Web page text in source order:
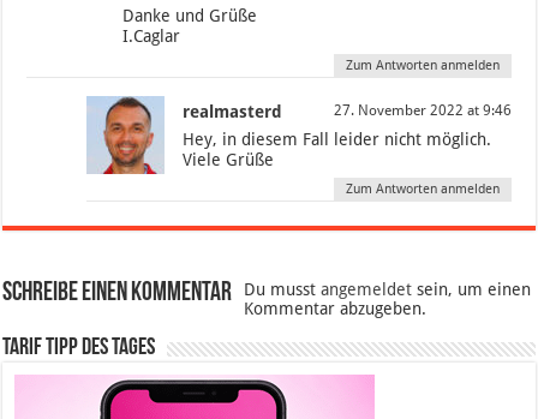
Danke und Grüße
I.Caglar
Zum Antworten anmelden
realmasterd 27. November 2022 at 9:46
Hey, in diesem Fall leider nicht möglich.
Viele Grüße
Zum Antworten anmelden
Schreibe einen Kommentar Du musstangemeldet sein, um einen
Kommentar abzugeben.
Tarif Tipp des Tages